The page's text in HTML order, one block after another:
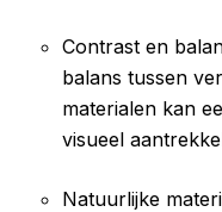
Contrast en
balans tussen
materialen kan
visueel
Natuurlijke